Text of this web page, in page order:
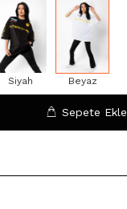
Siyah Beyaz
Sepete Ekle